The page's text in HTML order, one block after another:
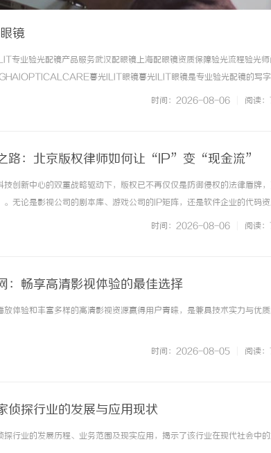
镜
专业验光配镜产品服务武汉配眼镜上海配眼镜资质保障验光流程验光
暮光ILIT眼镜暮光ILIT眼镜是专业验光配镜的写字
门店。以完整验光、正品镜片、透明价格和直营售后为基础，全场镜
时间：2026-08-06 阅读
路：北京版权律师如何让“IP”变“现金流”
技创新中心的双重战略驱动下，版权已不再仅仅是防御侵权的法律盾牌
无论是影视公司的剧本库、游戏公司的IP矩阵，还是软件企业的代码
）、质押融资、作价入股等方式，源源不断地转化为企业的现金流。
时间：2026-08-06 阅读
：畅享高清影视体验的最佳选择
放体验和丰富多样的高清影视资源赢得用户青睐，是兼具技术实力与优
时间：2026-08-05 阅读
侦探行业的发展与应用现状
探行业的发展历程、业务范围及现实应用，揭示了该行业在现代社会中
哪家